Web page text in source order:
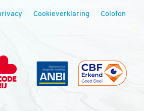
Cookieverklaring Colofon